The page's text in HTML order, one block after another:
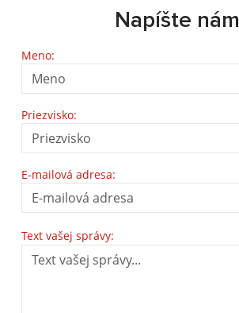
Napíšte nám
Meno:
Priezvisko:
E-mailová adresa:
Text vašej správy: